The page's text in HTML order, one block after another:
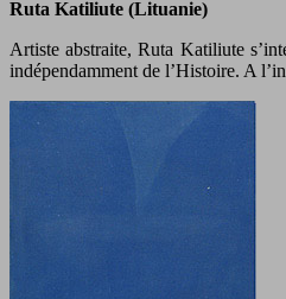
Ruta Katiliute (Lituanie)
Artiste abstraite, Ruta Katiliute
indépendamment de l’Histoire. A